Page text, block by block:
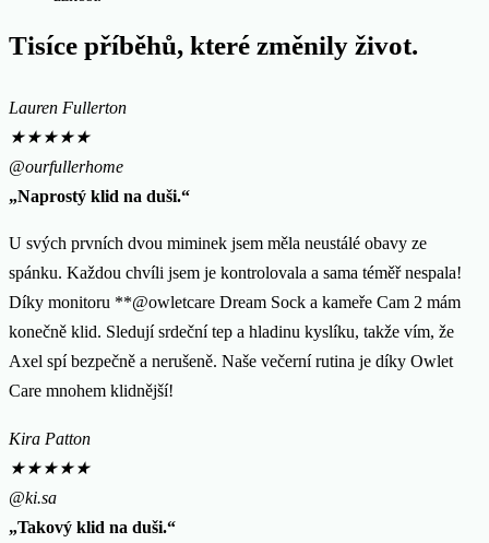
Tisíce příběhů, které změnily život.
Lauren Fullerton
★★★★★
@ourfullerhome
„Naprostý klid na duši.“
U svých prvních dvou miminek jsem měla neustálé obavy ze
spánku. Každou chvíli jsem je kontrolovala a sama téměř nespala!
Díky monitoru **@owletcare Dream Sock a kameře Cam 2 mám
konečně klid. Sledují srdeční tep a hladinu kyslíku, takže vím, že
Axel spí bezpečně a nerušeně. Naše večerní rutina je díky Owlet
Care mnohem klidnější!
Kira Patton
★★★★★
@ki.sa
„Takový klid na duši.“